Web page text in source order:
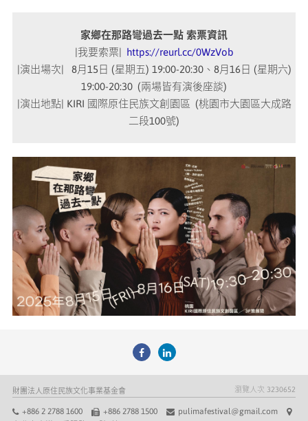
家鄉在那路彎過去一點 索票資訊
|我要索票| https://reurl.cc/0WzVob
|演出場次| 8月15日 (星期五) 19:00-20:30、8月16日 (星期六)
19:00-20:30 (兩場皆有演後座談)
|演出地點| KIRI 國際原住民族文創園區 (桃園市大園區大成路
二段100號)
瀏覽人次 3230652
財團法人原住民族文化事業基金會
+886 2 2788 1600 +886 2788 1500
pulimafestival@gmail.com